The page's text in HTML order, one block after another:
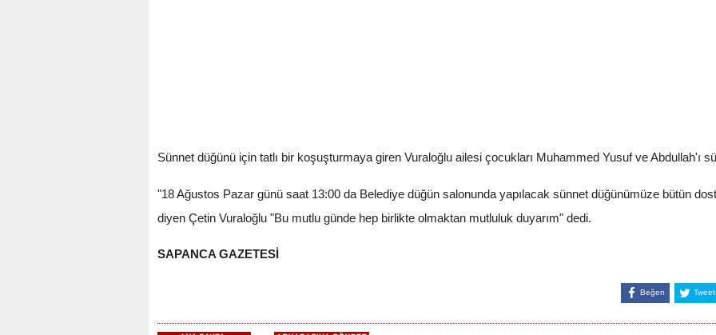
Sünnet düğünü için tatlı bir koşuşturmaya giren Vuraloğlu ailesi çocukları Muhammed Yusuf ve Abdullah'ı
"18 Ağustos Pazar günü saat 13:00 da Belediye düğün salonunda yapılacak sünnet düğünümüze bütün
diyen Çetin Vuraloğlu "Bu mutlu günde hep birlikte olmaktan mutluluk duyarım" dedi.
SAPANCA GAZETESİ
Beğen Tweet